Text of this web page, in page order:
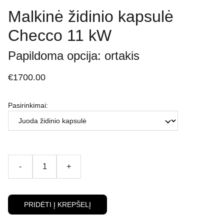
Malkinė židinio kapsulė
Checco 11 kW
Papildoma opcija: ortakis
€1700.00
Pasirinkimai:
- +
PRIDĖTI Į KREPŠELĮ